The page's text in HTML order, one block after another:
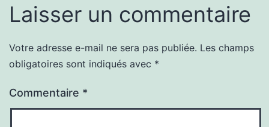
Laisser un commentaire
Votre adresse e-mail ne sera pas publiée. Les champs
obligatoires sont indiqués avec *
Commentaire *